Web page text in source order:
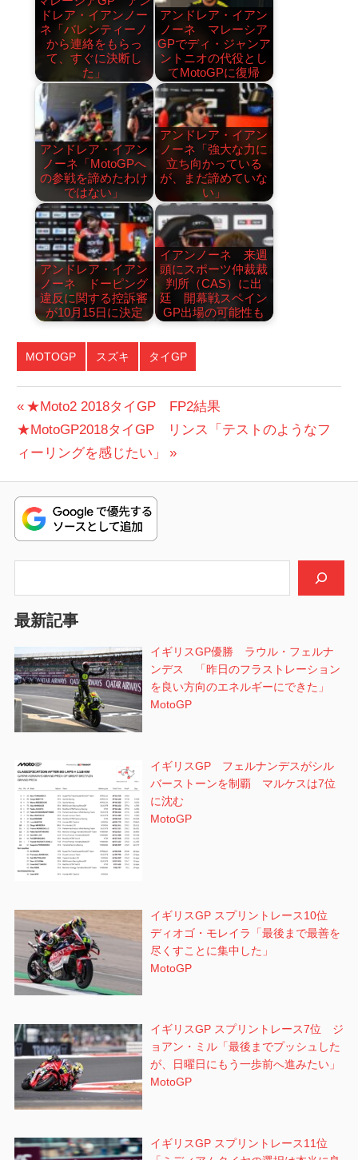
ドレア・イアンノー
ネ「バレンティーノ
から連絡をもらっ
て、すぐに決断し
た」
アンドレア・イアン
ノーネ マレーシア
GPでディ・ジャンア
ントニオの代役とし
てMotoGPに復帰
アンドレア・イアン
ノーネ「MotoGPへ
の参戦を諦めたわけ
ではない」
アンドレア・イアン
ノーネ「強大な力に
立ち向かっている
が、まだ諦めていな
い」
アンドレア・イアン
ノーネ ドーピング
違反に関する控訴審
が10月15日に決定
イアンノーネ 来週
頭にスポーツ仲裁裁
判所（CAS）に出
廷 開幕戦スペイン
GP出場の可能性も
MOTOGP スズキ タイGP
投
稿
ビ
ゲ
ー
シ
ョ
ン
前
の
投
★Moto2 2018タイGP FP2結果
次
の
稿:
★MotoGP2018タイGP リンス「テストのようなフ
ィーリングを感じたい」
最新記事
イギリスGP優勝 ラウル・フェルナ
ンデス 「昨日のフラストレーション
を良い方向のエネルギーにできた」
MotoGP
イギリスGP フェルナンデスがシル
バーストーンを制覇 マルケスは7位
に沈む
MotoGP
イギリスGP スプリントレース10位
ディオゴ・モレイラ「最後まで最善を
尽くすことに集中した」
MotoGP
イギリスGP スプリントレース7位 ジ
ョアン・ミル「最後までプッシュした
が、日曜日にもう一歩前へ進みたい」
MotoGP
イギリスGP スプリントレース11位